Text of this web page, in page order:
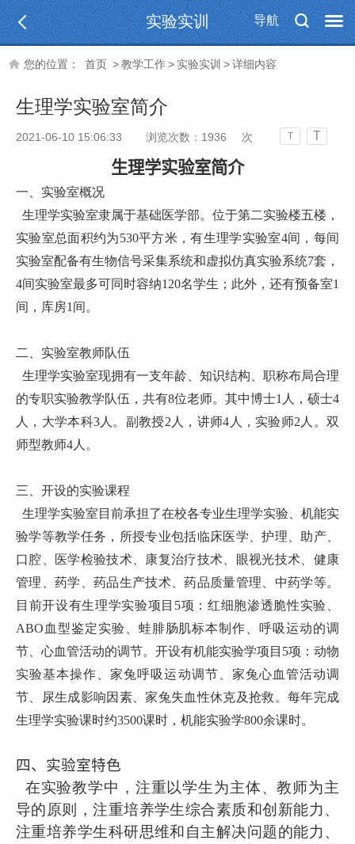
导航
实验实训
您的位置： 首页 >教学工作> 实验实训 >详细内容
生理学实验室简介
2021-06-10 15:06:33 浏览次数： 1936 次 T T
生理学实验室简介
一、实验室概况
生理学实验室隶属于基础医学部。位于第二实验楼五楼，
实验室总面积约为530平方米，有生理学实验室4间，每间
实验室配备有生物信号采集系统和虚拟仿真实验系统7套，
4间实验室最多可同时容纳120名学生；此外，还有预备室1
间，库房1间。
二、实验室教师队伍
生理学实验室现拥有一支年龄、知识结构、职称布局合理
的专职实验教学队伍，共有8位老师。其中博士1人，硕士4
人，大学本科3人。副教授2人，讲师4人，实验师2人。双
师型教师4人。
三、开设的实验课程
生理学实验室目前承担了在校各专业生理学实验、机能实
验学等教学任务，所授专业包括临床医学、护理、助产、
口腔、医学检验技术、康复治疗技术、眼视光技术、健康
管理、药学、药品生产技术、药品质量管理、中药学等。
目前开设有生理学实验项目5项：红细胞渗透脆性实验、
ABO血型鉴定实验、蛙腓肠肌标本制作、呼吸运动的调
节、心血管活动的调节。开设有机能实验学项目5项：动物
实验基本操作、家兔呼吸运动调节、家兔心血管活动调
节、尿生成影响因素、家兔失血性休克及抢救。每年完成
生理学实验课时约3500课时，机能实验学800余课时。
四、实验室特色
在实验教学中，注重以学生为主体、教师为主
导的原则，注重培养学生综合素质和创新能力、
注重培养学生科研思维和自主解决问题的能力、